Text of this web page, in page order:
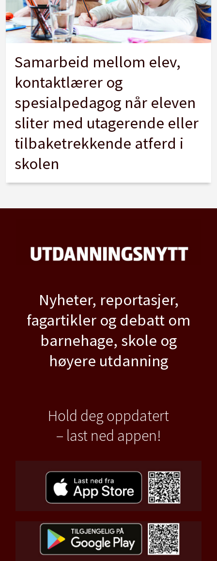
Samarbeid mellom elev,
kontaktlærer og
spesialpedagog når eleven
sliter med utagerende eller
tilbaketrekkende atferd i
skolen
Nyheter, reportasjer,
fagartikler og debatt om
barnehage, skole og
høyere utdanning
Hold deg oppdatert
– last ned appen!